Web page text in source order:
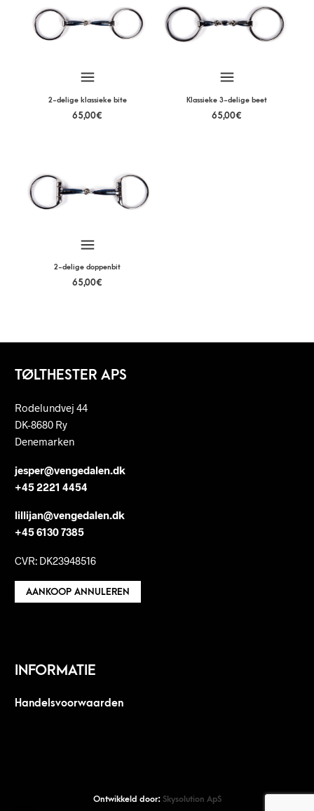
2-delige klassieke bite
65,00€
Klassieke 3-delige beet
65,00€
2-delige doppenbit
65,00€
TØLTHESTER APS
Rodelundvej 44
DK-8680 Ry
Denemarken
jesper@vengedalen.dk
+45 2221 4454
lillijan@vengedalen.dk
+45 6130 7385
CVR: DK23948516
AANKOOP ANNULEREN
INFORMATIE
Handelsvoorwaarden
Ontwikkeld door: Skysolution ApS